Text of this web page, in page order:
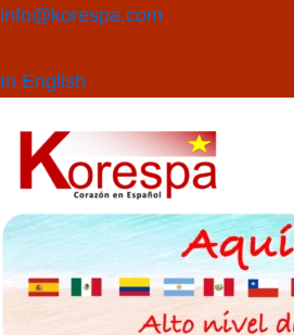
Saltar
contenido
info@korespa.com
In English
Buscar